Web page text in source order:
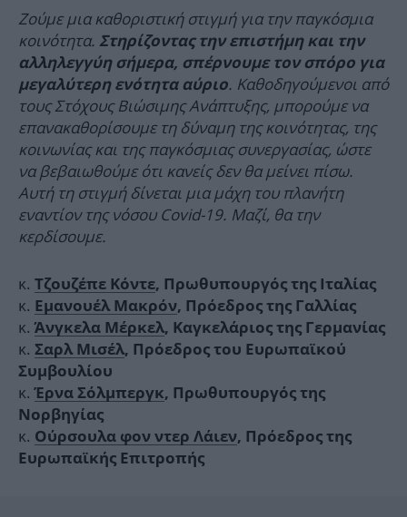
Ζούμε μια καθοριστική στιγμή για την παγκόσμια
κοινότητα. Στηρίζοντας την επιστήμη και την
αλληλεγγύη σήμερα, σπέρνουμε τον σπόρο για
μεγαλύτερη ενότητα αύριο. Καθοδηγούμενοι από
τους Στόχους Βιώσιμης Ανάπτυξης, μπορούμε να
επανακαθορίσουμε τη δύναμη της κοινότητας, της
κοινωνίας και της παγκόσμιας συνεργασίας, ώστε
να βεβαιωθούμε ότι κανείς δεν θα μείνει πίσω.
Αυτή τη στιγμή δίνεται μια μάχη του πλανήτη
εναντίον της νόσου Covid-19. Μαζί, θα την
κερδίσουμε.
κ. Τζουζέπε Κόντε, Πρωθυπουργός της Ιταλίας
κ. Εμανουέλ Μακρόν, Πρόεδρος της Γαλλίας
κ.Άνγκελα Μέρκελ, Καγκελάριος της Γερμανίας
κ. Σαρλ Μισέλ, Πρόεδρος του Ευρωπαϊκού
Συμβουλίου
κ.Έρνα Σόλμπεργκ, Πρωθυπουργός της
Νορβηγίας
κ. Ούρσουλα φον ντερ Λάιεν, Πρόεδρος της
Ευρωπαϊκής Επιτροπής